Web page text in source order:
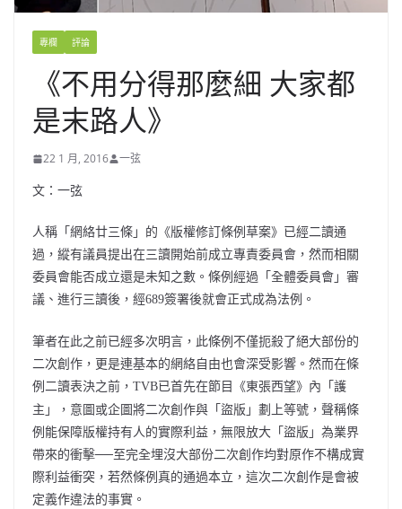
專欄 評論
《不用分得那麼細 大家都
是末路人》
22 1 月, 2016 一弦
文：一弦
人稱「網絡廿三條」的《版權修訂條例草案》已經二讀通
過，縱有議員提出在三讀開始前成立專責委員會，然而相關
委員會能否成立還是未知之數。條例經過「全體委員會」審
議、進行三讀後，經689簽署後就會正式成為法例。
筆者在此之前已經多次明言，此條例不僅扼殺了絕大部份的
二次創作，更是連基本的網絡自由也會深受影響。然而在條
例二讀表決之前， TVB已首先在節目《東張西望》內「護
主」，意圖或企圖將二次創作與「盜版」劃上等號，聲稱條
例能保障版權持有人的實際利益，無限放大「盜版」為業界
帶來的衝擊──至完全埋沒大部份二次創作均對原作不構成實
際利益衝突，若然條例真的通過本立，這次二次創作是會被
定義作違法的事實。